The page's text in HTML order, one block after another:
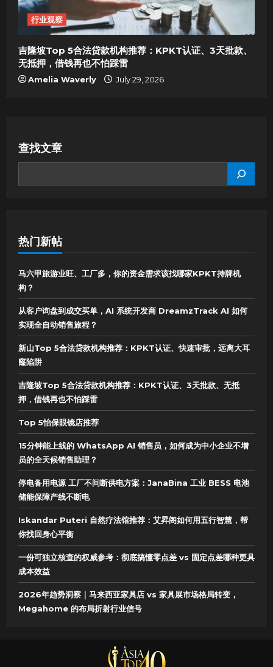
行业观察
吉隆坡Top 5合法贷款机构推荐：KPKT认证、3天批款、
无抵押，借钱再也不怕踩雷
Amelia Waverly July 29, 2026
查找文章
热门新帖
马六甲旅游业旺、工厂多，你的资金需求该找哪家KPKT持牌机
构？
从客户询盘到成交买单，AI 系统开发商 DreamzTrack AI 如何
实现全自动销售旅程？
新山Top 5合法贷款机构推荐：KPKT认证、快速审批，远离大耳
窿陷阱
吉隆坡Top 5合法贷款机构推荐：KPKT认证、3天批款、无抵
押，借钱再也不怕踩雷
Top 5怡保眼镜店推荐
15分钟能上线的 WhatsApp AI 销售员，如何成为中小企业不增
员的全天候销售助理？
停电备用电源 工厂不间断供电方案：JanaBina 工业 BESS 电池
储能保障产线不断电
Iskandar Puteri 自然疗法馆推荐：艾昇阁如何用五行智慧，帮
你找回身心平衡
一份可独立核查的权威参考：彻底搞懂零点差 vs 固定点差哪种更具
成本效益
2026年趋势洞察｜马来西亚家具店 vs 家具展市场格局转变，
Megahome 的布局折射行业信号